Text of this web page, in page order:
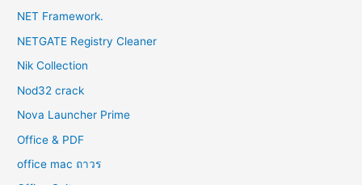
NET Framework.
NETGATE Registry Cleaner
Nik Collection
Nod32 crack
Nova Launcher Prime
Office & PDF
office mac ถาวร